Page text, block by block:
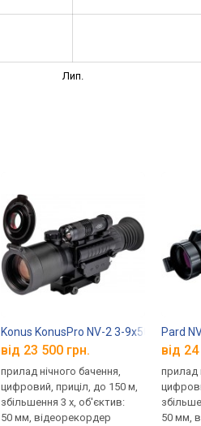
Лип.
Konus KonusPro NV-2 3-9x50
від 23 500 грн.
прилад нічного бачення,
цифровий, приціл, до 150 м,
збільшення 3 x, об'єктив:
50 мм, відеорекордер
Pard
від
прилад
50 мм,